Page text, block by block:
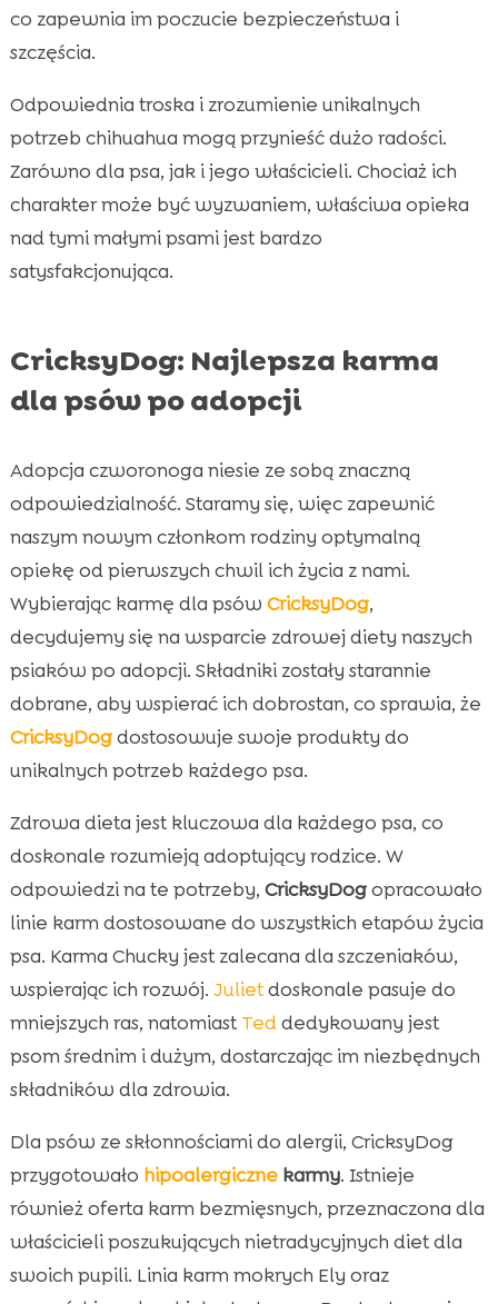
co zapewnia im poczucie bezpieczeństwa i
szczęścia.
Odpowiednia troska i zrozumienie unikalnych
potrzeb chihuahua mogą przynieść dużo radości.
Zarówno dla psa, jak i jego właścicieli. Chociaż ich
charakter może być wyzwaniem, właściwa opieka
nad tymi małymi psami jest bardzo
satysfakcjonująca.
CricksyDog: Najlepsza karma
dla psów po adopcji
Adopcja czworonoga niesie ze sobą znaczną
odpowiedzialność. Staramy się, więc zapewnić
naszym nowym członkom rodziny optymalną
opiekę od pierwszych chwil ich życia z nami.
Wybierając karmę dla psów CricksyDog,
decydujemy się na wsparcie zdrowej diety naszych
psiaków po adopcji. Składniki zostały starannie
dobrane, aby wspierać ich dobrostan, co sprawia, że
CricksyDogdostosowuje swoje produkty do
unikalnych potrzeb każdego psa.
Zdrowa dieta jest kluczowa dla każdego psa, co
doskonale rozumieją adoptujący rodzice. W
odpowiedzi na te potrzeby, CricksyDogopracowało
linie karm dostosowane do wszystkich etapów życia
psa. Karma Chucky jest zalecana dla szczeniaków,
wspierając ich rozwój. Julietdoskonale pasuje do
mniejszych ras, natomiast Teddedykowany jest
psom średnim i dużym, dostarczając im niezbędnych
składników dla zdrowia.
Dla psów ze skłonnościami do alergii, CricksyDog
przygotowało hipoalergicznekarmy. Istnieje
również oferta karm bezmięsnych, przeznaczona dla
właścicieli poszukujących nietradycyjnych diet dla
swoich pupili. Linia karm mokrych Ely oraz